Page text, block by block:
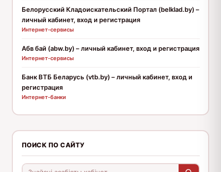
Белорусский Кладоискательский Портал (belklad.by) –
личный кабинет, вход и регистрация
Интернет-сервисы
Абв бай (abw.by) – личный кабинет, вход и регистрация
Интернет-сервисы
Банк ВТБ Беларусь (vtb.by) – личный кабинет, вход и
регистрация
Интернет-банки
ПОИСК ПО САЙТУ